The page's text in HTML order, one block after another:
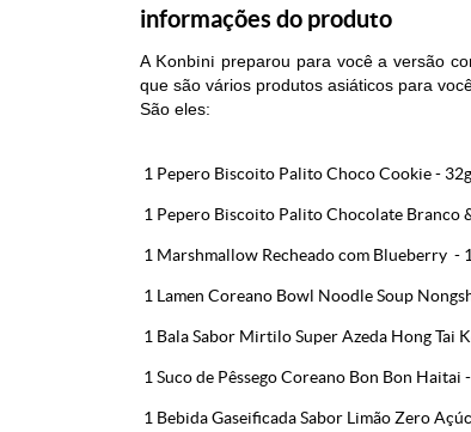
informações do produto
A Konbini preparou para você a versão
que são vários produtos asiáticos para
São eles:
1 Pepero Biscoito Palito Choco Cookie - 32g
1 Pepero Biscoito Palito Chocolate Branco
1 Marshmallow Recheado com Blueberry -
1 Lamen Coreano Bowl Noodle Soup
1 Bala Sabor Mirtilo Super Azeda Hong Tai
1 Suco de Pêssego Coreano Bon Bon Haitai
1 Bebida Gaseificada Sabor Limão Zero